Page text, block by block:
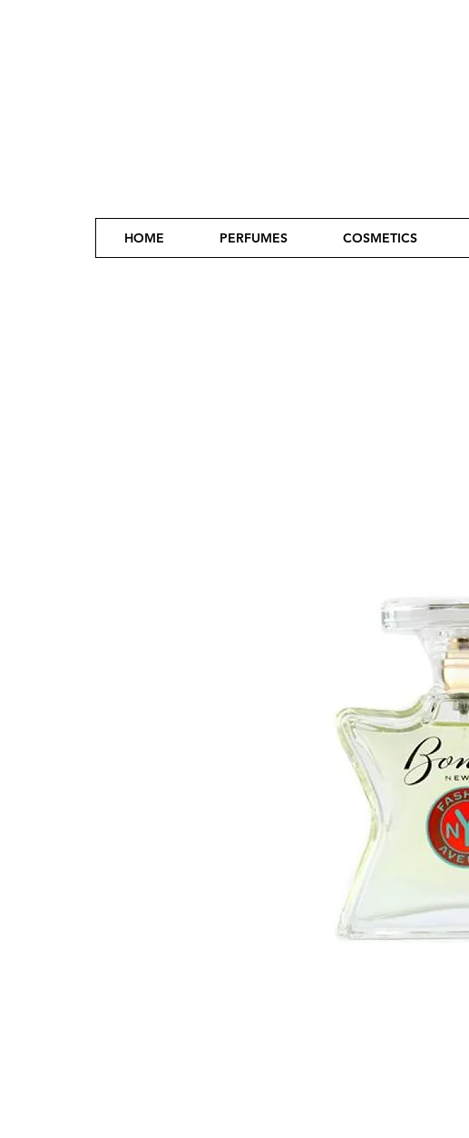
HOME PERFUMES COSMETICS